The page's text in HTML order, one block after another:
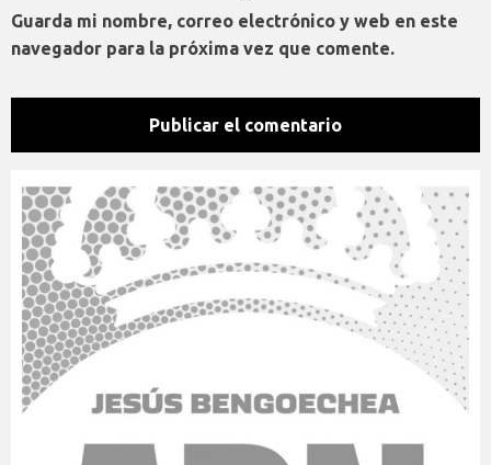
Guarda mi nombre, correo electrónico y web en este
navegador para la próxima vez que comente.